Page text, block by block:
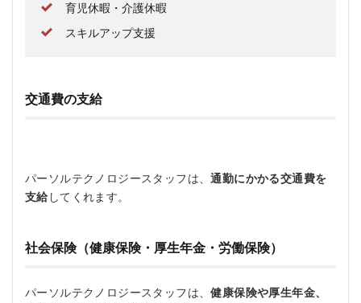
育児休暇・介護休暇
スキルアップ支援
交通費の支給
パーソルテクノロジースタッフは、通勤にかかる交通費を
支給してくれます。
社会保険（健康保険・厚生年金・労働保険）
パーソルテクノロジースタッフは、健康保険や厚生年金、